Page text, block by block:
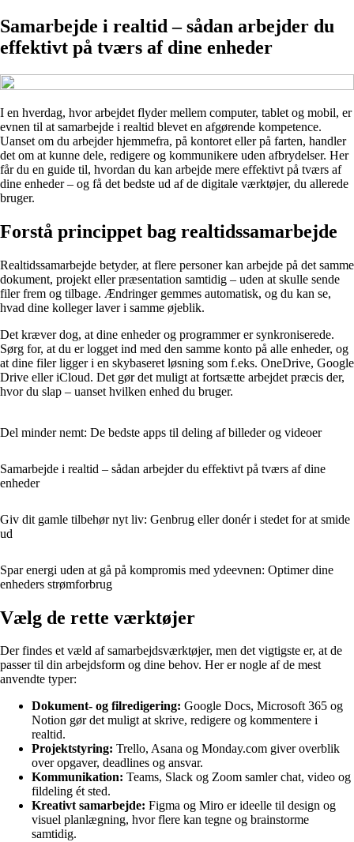
Samarbejde i realtid – sådan arbejder du
effektivt på tværs af dine enheder
I en hverdag, hvor arbejdet flyder mellem computer, tablet og mobil, er
evnen til at samarbejde i realtid blevet en afgørende kompetence.
Uanset om du arbejder hjemmefra, på kontoret eller på farten, handler
det om at kunne dele, redigere og kommunikere uden afbrydelser. Her
får du en guide til, hvordan du kan arbejde mere effektivt på tværs af
dine enheder – og få det bedste ud af de digitale værktøjer, du allerede
bruger.
Forstå princippet bag realtidssamarbejde
Realtidssamarbejde betyder, at flere personer kan arbejde på det samme
dokument, projekt eller præsentation samtidig – uden at skulle sende
filer frem og tilbage. Ændringer gemmes automatisk, og du kan se,
hvad dine kolleger laver i samme øjeblik.
Det kræver dog, at dine enheder og programmer er synkroniserede.
Sørg for, at du er logget ind med den samme konto på alle enheder, og
at dine filer ligger i en skybaseret løsning som f.eks. OneDrive, Google
Drive eller iCloud. Det gør det muligt at fortsætte arbejdet præcis der,
hvor du slap – uanset hvilken enhed du bruger.
Del minder nemt: De bedste apps til deling af billeder og videoer
Samarbejde i realtid – sådan arbejder du effektivt på tværs af dine
enheder
Giv dit gamle tilbehør nyt liv: Genbrug eller donér i stedet for at smide
ud
Spar energi uden at gå på kompromis med ydeevnen: Optimer dine
enheders strømforbrug
Vælg de rette værktøjer
Der findes et væld af samarbejdsværktøjer, men det vigtigste er, at de
passer til din arbejdsform og dine behov. Her er nogle af de mest
anvendte typer:
Dokument- og filredigering: Google Docs, Microsoft 365 og
Notion gør det muligt at skrive, redigere og kommentere i
realtid.
Projektstyring: Trello, Asana og Monday.com giver overblik
over opgaver, deadlines og ansvar.
Kommunikation: Teams, Slack og Zoom samler chat, video og
fildeling ét sted.
Kreativt samarbejde: Figma og Miro er ideelle til design og
visuel planlægning, hvor flere kan tegne og brainstorme
samtidig.